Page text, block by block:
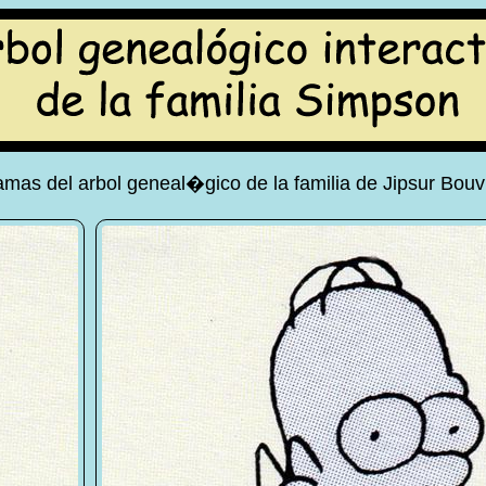
del arbol geneal�gico de la familia de Jipsur